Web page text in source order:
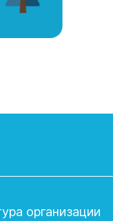
организации